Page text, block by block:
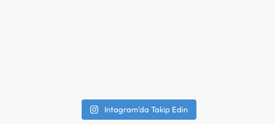
Intagram'da Takip Edin